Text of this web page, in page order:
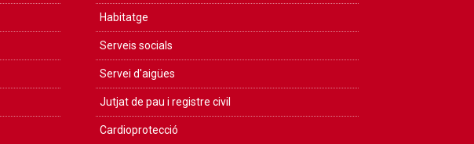
Habitatge
Serveis socials
Servei d'aigües
Jutjat de pau i registre civil
Cardioprotecció